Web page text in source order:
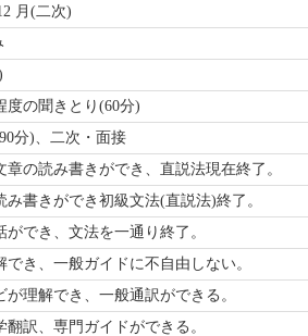
月(二次)
度の聞きとり(60分)
分)、二次・面接
の読み書きができ、直説法現在終了。
み書きができ初級文法(直説法)終了。
でき、文法を一通り終了。
き、一般ガイドに不自由しない。
が理解でき、一般通訳ができる。
訳、専門ガイドができる。